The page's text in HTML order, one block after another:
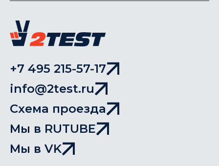
+7 495 215-57-17
info@2test.ru
Схема проезда
Мы в RUTUBE
Мы в VK